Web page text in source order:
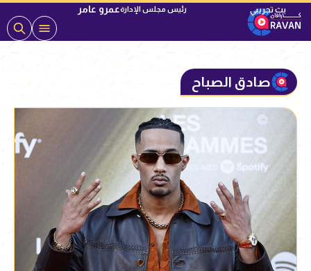
رئيس مجلس الإدارةعمرو عامر
صادق الصباح